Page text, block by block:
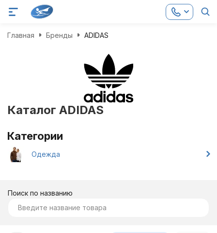
Главная Бренды ADIDAS
Каталог ADIDAS
Категории
Одежда
Поиск по названию